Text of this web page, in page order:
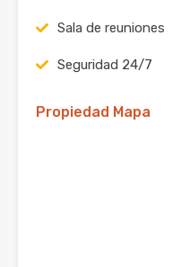
Sala de reuniones
Seguridad 24/7
Propiedad Mapa